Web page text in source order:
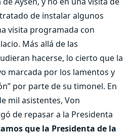
de instalar algunos
visita programada con
Más allá de las
hacerse, lo cierto que la
marcada por los lamentos y
por parte de su timonel. En
mil asistentes, Von
de repasar a la Presidenta
que la Presidenta de la